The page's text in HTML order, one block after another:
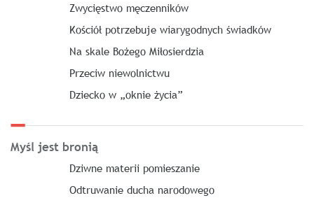
Zwycięstwo męczenników
Kościół potrzebuje wiarygodnych świadków
Na skale Bożego Miłosierdzia
Przeciw niewolnictwu
Dziecko w „oknie życia”
Myśl jest bronią
Dziwne materii pomieszanie
Odtruwanie ducha narodowego